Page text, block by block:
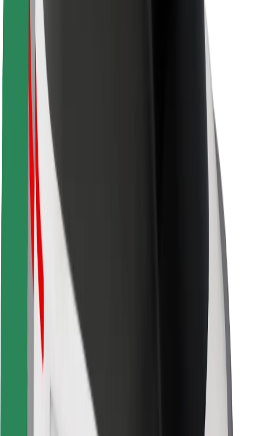
Byer
Byløsninger
Flyplasser
Bolt-ladestasjoner
Brukerstøtte
For passasjerer
For sjåfører
For leveringsbud
Bolt Food
For flåteeiere
For restauranter
Bolt for Business
Annet
Leverandører
Vilkår og betingelser